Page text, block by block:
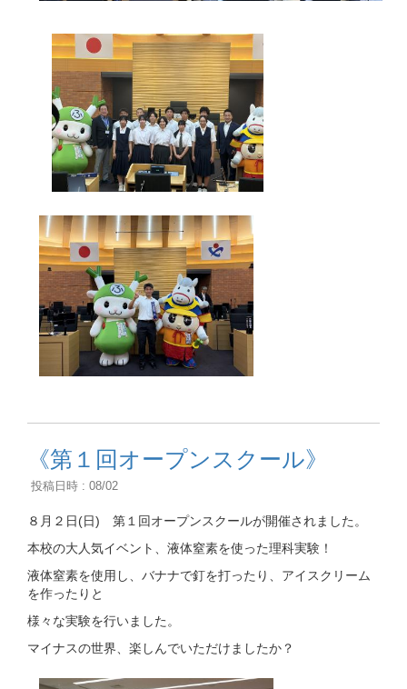
《第１回オープンスクール》
投稿日時 : 08/02
８月２日(日) 第１回オープンスクールが開催されました。
本校の大人気イベント、液体窒素を使った理科実験！
液体窒素を使用し、バナナで釘を打ったり、アイスクリーム
を作ったりと
様々な実験を行いました。
マイナスの世界、楽しんでいただけましたか？